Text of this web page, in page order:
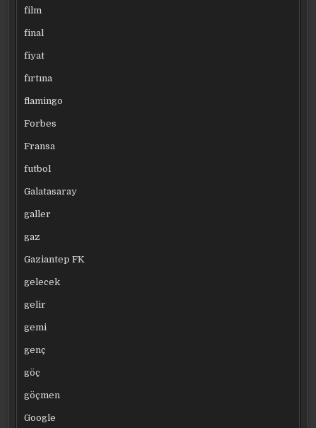
film
final
fiyat
fırtına
flamingo
Forbes
Fransa
futbol
Galatasaray
galler
gaz
Gaziantep FK
gelecek
gelir
gemi
genç
göç
göçmen
Google